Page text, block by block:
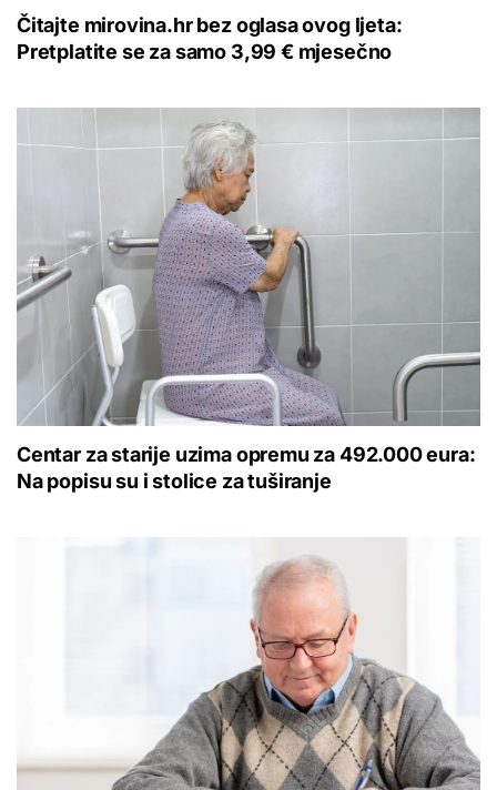
Čitajte mirovina.hr bez oglasa ovog ljeta:
Pretplatite se za samo 3,99 € mjesečno
Centar za starije uzima opremu za 492.000 eura:
Na popisu su i stolice za tuširanje